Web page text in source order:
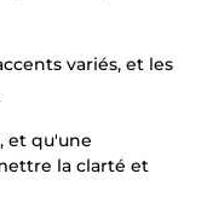
variés, et les
et qu'une
la clarté et